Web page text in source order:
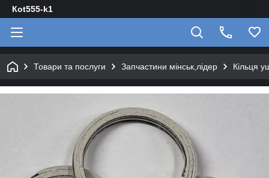
Кot555-k1
Товари та послуги Запчастини мінськ,лідер Кільця